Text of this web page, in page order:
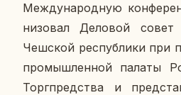
Меж­ду­на­род­ную
ни­зо­вал Де­ло­вой совет
Чеш­ской рес­пуб­ли­ки при
про­мыш­лен­ной палаты
Торг­пред­ства и